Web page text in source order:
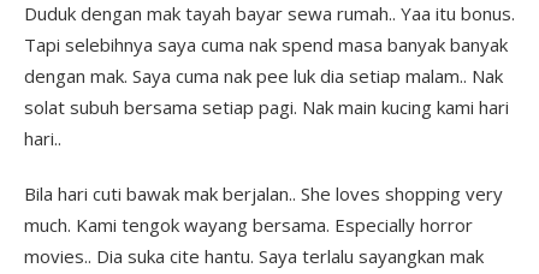
Duduk dengan mak tayah bayar sewa rumah.. Yaa itu bonus.
Tapi selebihnya saya cuma nak spend masa banyak banyak
dengan mak. Saya cuma nak pee luk dia setiap malam.. Nak
solat subuh bersama setiap pagi. Nak main kucing kami hari
hari..
Bila hari cuti bawak mak berjalan.. She loves shopping very
much. Kami tengok wayang bersama. Especially horror
movies.. Dia suka cite hantu. Saya terlalu sayangkan mak